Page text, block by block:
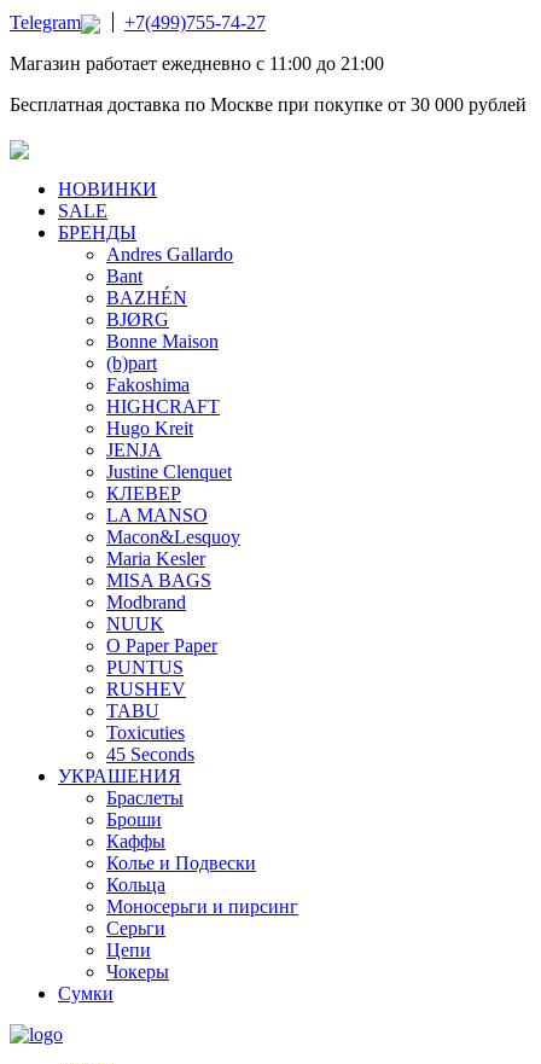
Telegram
+7(499)755-74-27
Магазин работает ежедневно с 11:00 до 21:00
Бесплатная доставка по Москве при покупке от 30 000 рублей
НОВИНКИ
SALE
БРЕНДЫ
Andres Gallardo
Bant
BAZHÉN
BJØRG
Bonne Maison
(b)part
Fakoshima
HIGHCRAFT
Hugo Kreit
JENJA
Justine Clenquet
КЛЕВЕР
LA MANSO
Macon&Lesquoy
Maria Kesler
MISA BAGS
Modbrand
NUUK
O Paper Paper
PUNTUS
RUSHEV
TABU
Toxicuties
45 Seconds
УКРАШЕНИЯ
Браслеты
Броши
Каффы
Колье и Подвески
Кольца
Моносерьги и пирсинг
Серьги
Цепи
Чокеры
Сумки